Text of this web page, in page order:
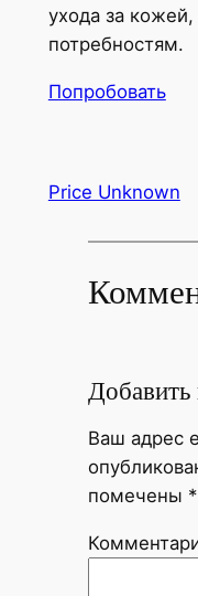
ухода за
потребностям.
Попробовать
Price Unknown
Ваш адрес
помечены *